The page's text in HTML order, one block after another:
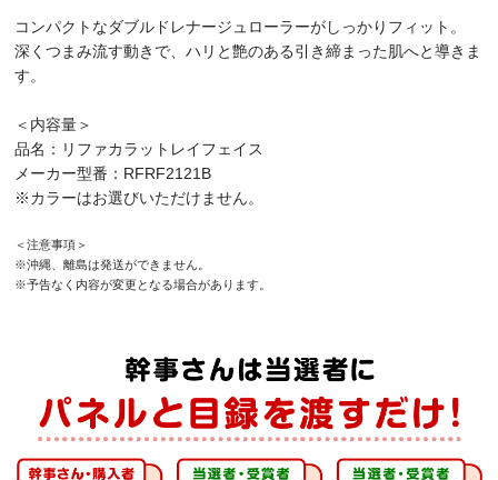
コンパクトなダブルドレナージュローラーがしっかりフィット。
深くつまみ流す動きで、ハリと艶のある引き締まった肌へと導きま
す。
＜内容量＞
品名：リファカラットレイフェイス
メーカー型番：RFRF2121B
※カラーはお選びいただけません。
＜注意事項＞
※沖縄、離島は発送ができません。
※予告なく内容が変更となる場合があります。